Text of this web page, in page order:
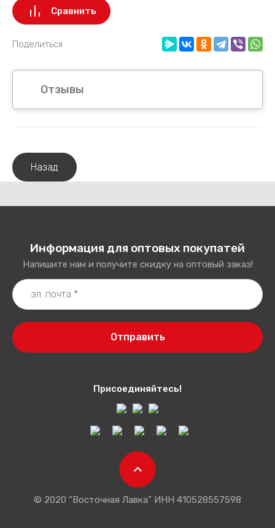
Сравнить
Поделиться
Отзывы
Назад
Присоединяйтесь!
Информация для оптовых покупатей
Напишите нам и получите скидку на оптовый заказ!
Отправить
© 2020 “Восточная Лавка” ИНН 410528557598